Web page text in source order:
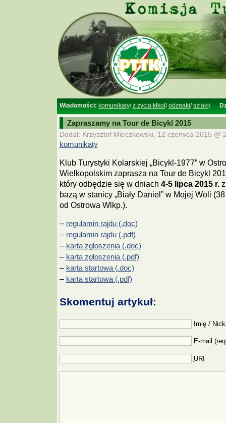
Wiadomości: komunikaty/z życia ktkol /odznaki/szlaki/
Zapraszamy na Tour de Bicykl 2015
Dodał: Krzysztof Mieczkowski, 12 czerwca 2015 @
komunikaty
Klub Turystyki Kolarskiej „Bicykl-1977” w
Wielkopolskim zaprasza na Tour de Bicykl
który odbędzie się w dniach 4-5 lipca 2015 r.z
bazą w stanicy „Biały Daniel” w Mojej Woli
od Ostrowa Wlkp.).
– regulamin rajdu (.doc)
– regulamin rajdu (.pdf)
– karta zgłoszenia (.doc)
– karta zgłoszenia (.pdf)
– karta startowa (.doc)
– karta startowa (.pdf)
Skomentuj artykuł:
Imię /
E-mail
URI